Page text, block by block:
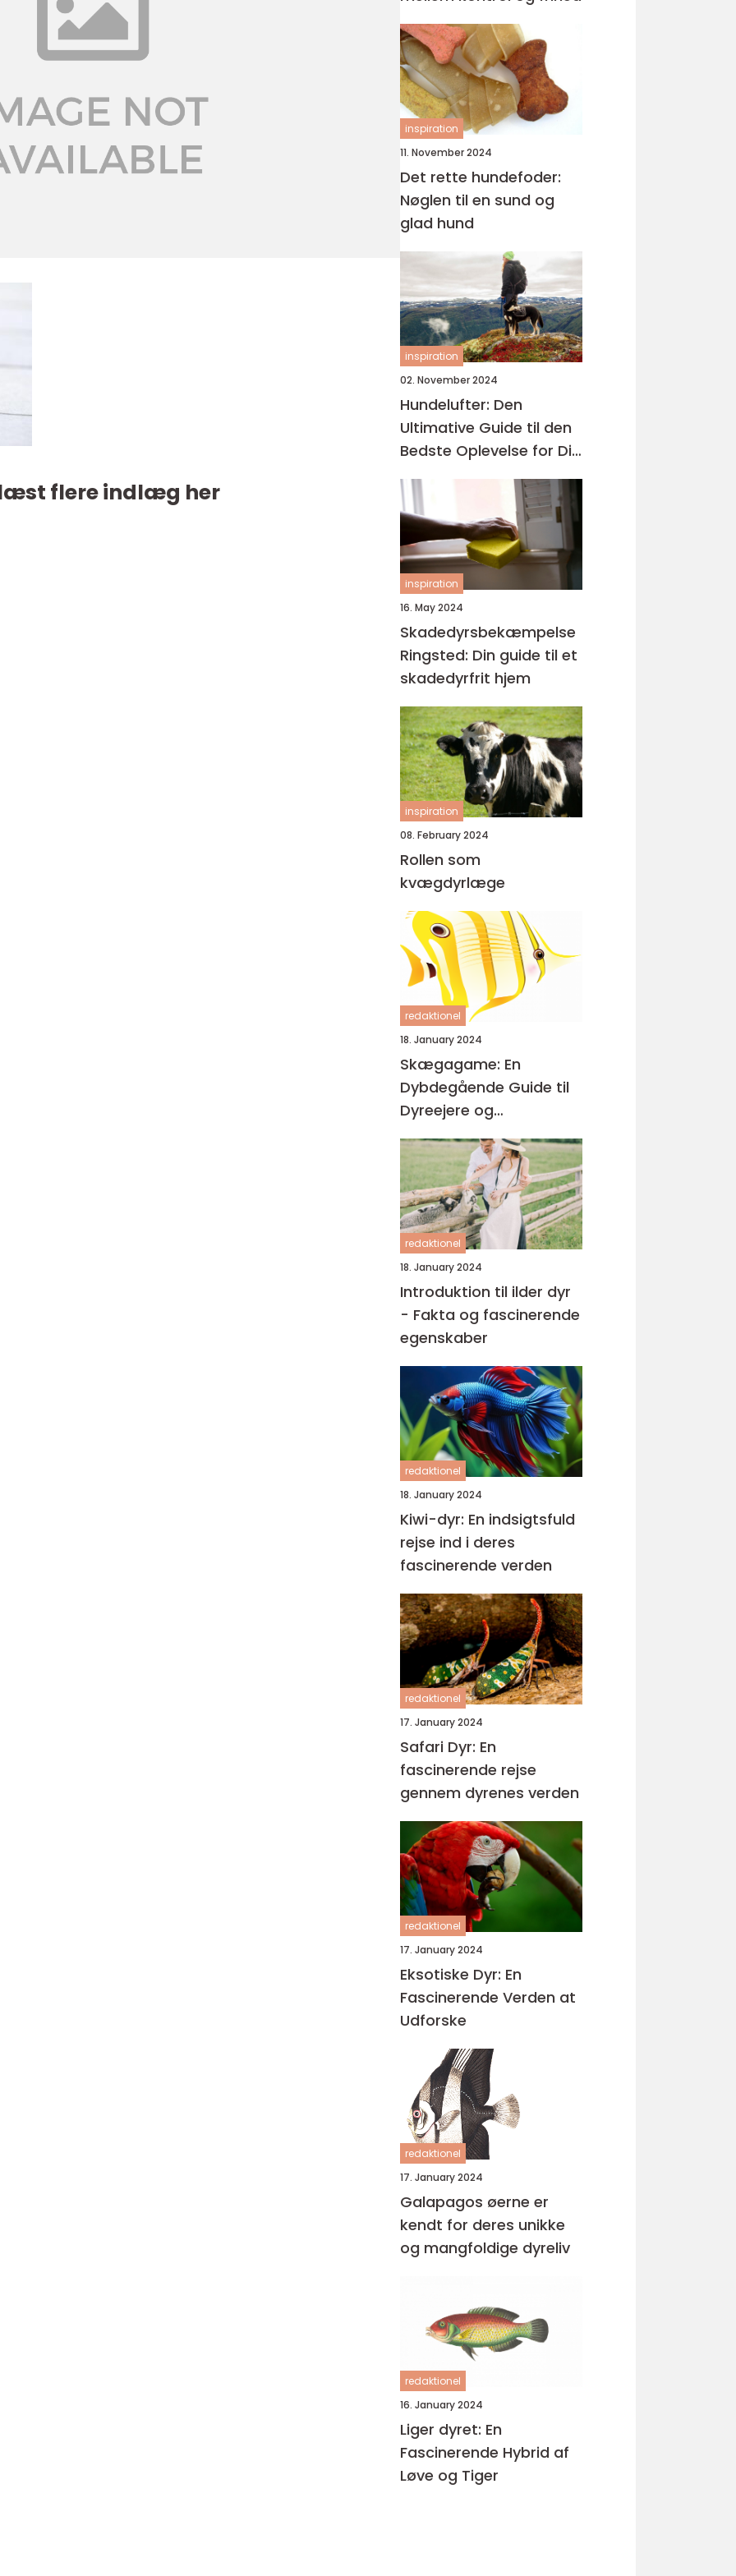
flere indlæg her
inspiration
11. November 2024
Det rette hundefoder:
Nøglen til en sund og
glad hund
inspiration
02. November 2024
Hundelufter: Den
Ultimative Guide til den
Bedste Oplevelse for Dig
og Din Hund
inspiration
16. May 2024
Skadedyrsbekæmpelse
Ringsted: Din guide til et
skadedyrfrit hjem
inspiration
08. February 2024
Rollen som
kvægdyrlæge
redaktionel
18. January 2024
Skægagame: En
Dybdegående Guide til
Dyreejere og
Dyreelskere
redaktionel
18. January 2024
Introduktion til ilder dyr
- Fakta og fascinerende
egenskaber
redaktionel
18. January 2024
Kiwi-dyr: En indsigtsfuld
rejse ind i deres
fascinerende verden
redaktionel
17. January 2024
Safari Dyr: En
fascinerende rejse
gennem dyrenes verden
redaktionel
17. January 2024
Eksotiske Dyr: En
Fascinerende Verden at
Udforske
redaktionel
17. January 2024
Galapagos øerne er
kendt for deres unikke
og mangfoldige dyreliv
redaktionel
16. January 2024
Liger dyret: En
Fascinerende Hybrid af
Løve og Tiger